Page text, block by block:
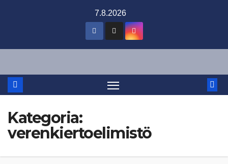
7.8.2026
Kategoria:
verenkiertoelimistö